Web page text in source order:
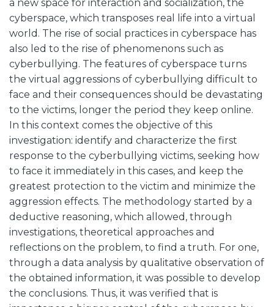
a new space for interaction and socialization, the
cyberspace, which transposes real life into a virtual
world. The rise of social practices in cyberspace has
also led to the rise of phenomenons such as
cyberbullying. The features of cyberspace turns
the virtual aggressions of cyberbullying difficult to
face and their consequences should be devastating
to the victims, longer the period they keep online.
In this context comes the objective of this
investigation: identify and characterize the first
response to the cyberbullying victims, seeking how
to face it immediately in this cases, and keep the
greatest protection to the victim and minimize the
aggression effects. The methodology started by a
deductive reasoning, which allowed, through
investigations, theoretical approaches and
reflections on the problem, to find a truth. For one,
through a data analysis by qualitative observation of
the obtained information, it was possible to develop
the conclusions. Thus, it was verified that is